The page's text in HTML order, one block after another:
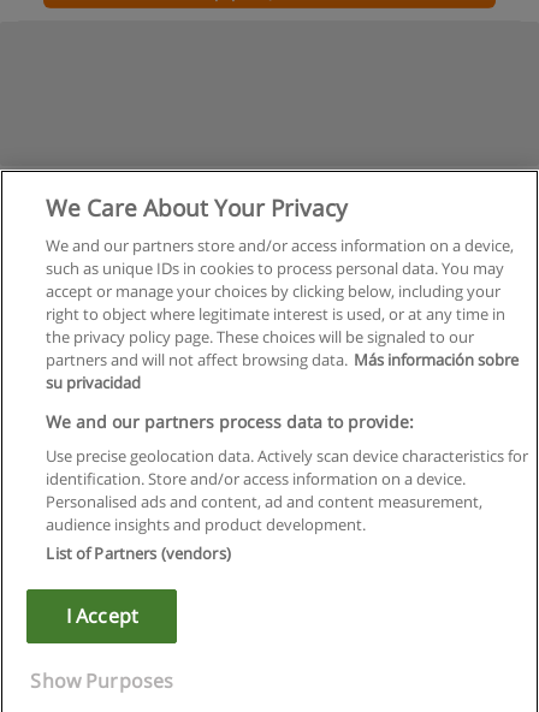
Правила пользования
Конфиденциальность информации
Напишите Educaedu
Copyright © Educaedu Business S.L. - CIF : B-95610580: -
We Care About Your Privacy
We and our partners store and/or access information on a device,
such as unique IDs in cookies to process personal data. You may
accept or manage your choices by clicking below, including your
right to object where legitimate interest is used, or at any time in
the privacy policy page. These choices will be signaled to our
partners and will not affect browsing data. Más información sobre
su privacidad
We and our partners process data to provide:
Use precise geolocation data. Actively scan device characteristics for
identification. Store and/or access information on a device.
Personalised ads and content, ad and content measurement,
audience insights and product development.
List of Partners (vendors)
I Accept
Show Purposes